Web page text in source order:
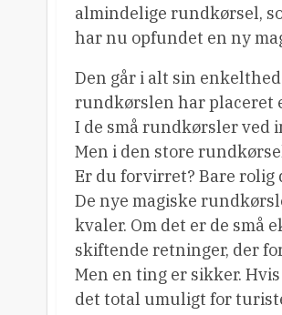
almindelige rundkørsel,
har nu opfundet en ny
Den går i alt sin
rundkørslen har placeret
I de små rundkørsler ved
Men i den store
Er du forvirret? Bare rolig
De nye magiske
kvaler. Om det er de små
skiftende retninger, der
Men en ting er sikker.
det total umuligt for